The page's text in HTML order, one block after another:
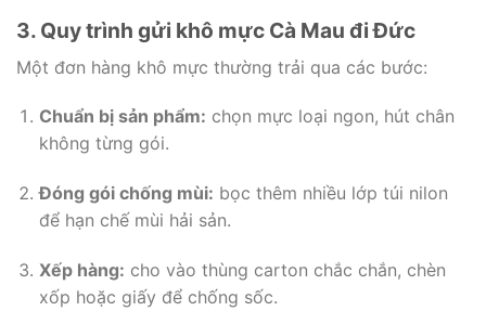
3. Quy trình gửi khô mực Cà Mau đi Đức
Một đơn hàng khô mực thường trải qua các bước:
Chuẩn bị sản phẩm: chọn mực loại ngon, hút chân
không từng gói.
Đóng gói chống mùi: bọc thêm nhiều lớp túi nilon
để hạn chế mùi hải sản.
Xếp hàng: cho vào thùng carton chắc chắn, chèn
xốp hoặc giấy để chống sốc.